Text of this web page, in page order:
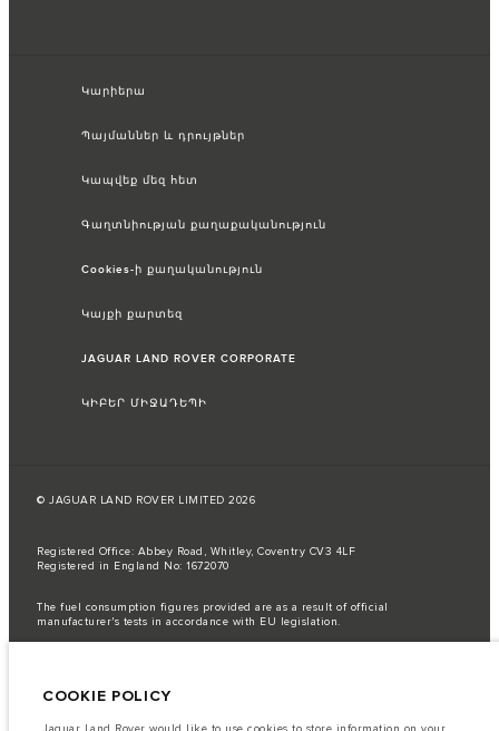
Կարիերա
Պայմաններ և դրույթներ
Կապվեք մեզ հետ
Գաղտնիության քաղաքականություն
Cookies-ի քաղականություն
Կայքի քարտեզ
JAGUAR LAND ROVER CORPORATE
ԿԻԲԵՐ ՄԻՋԱԴԵՊԻ
© JAGUAR LAND ROVER LIMITED 2026
Registered Office: Abbey Road, Whitley, Coventry CV3 4LF
Registered in England No: 1672070
The fuel consumption figures provided are as a result of official
manufacturer's tests in accordance with EU legislation.
Կարևոր գրառում պատկերների և տեխնիկական բնութագրերի
ներկայումս ազդում է տրանսպորտային միջոցների տեխնիկական
COOKIE POLICY